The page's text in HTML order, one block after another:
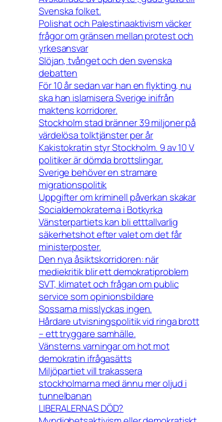
Svenska folket.
Polishat och Palestinaaktivism väcker
frågor om gränsen mellan protest och
yrkesansvar
Slöjan, tvånget och den svenska
debatten
För 10 år sedan var han en flykting, nu
ska han islamisera Sverige inifrån
maktens korridorer.
Stockholm stad bränner 39 miljoner på
värdelösa tolktjänster per år
Kakistokratin styr Stockholm. 9 av 10 V
politiker är dömda brottslingar.
Sverige behöver en stramare
migrationspolitik
Uppgifter om kriminell påverkan skakar
Socialdemokraterna i Botkyrka
Vänsterpartiets kan bli etttallvarlig
säkerhetshot efter valet om det får
ministerposter.
Den nya åsiktskorridoren: när
mediekritik blir ett demokratiproblem
SVT, klimatet och frågan om public
service som opinionsbildare
Sossarna misslyckas ingen.
Hårdare utvisningspolitik vid ringa brott
– ett tryggare samhälle.
Vänsterns varningar om hot mot
demokratin ifrågasätts
Miljöpartiet vill trakassera
stockholmarna med ännu mer oljud i
tunnelbanan
LIBERALERNAS DÖD?